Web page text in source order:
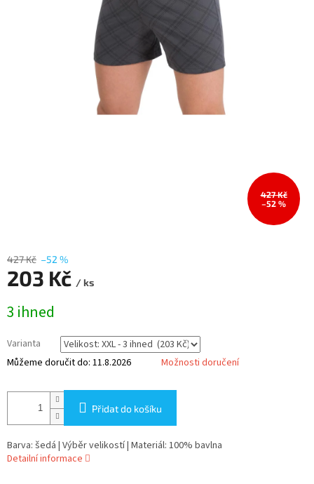
427 Kč
–52 %
427 Kč –52 %
203 Kč / ks
cena:
3 ihned
Varianta
Můžeme doručit do: 11.8.2026 Možnosti doručení
Přidat do košíku
Barva: šedá | Výběr velikostí | Materiál: 100% bavlna
Detailní informace